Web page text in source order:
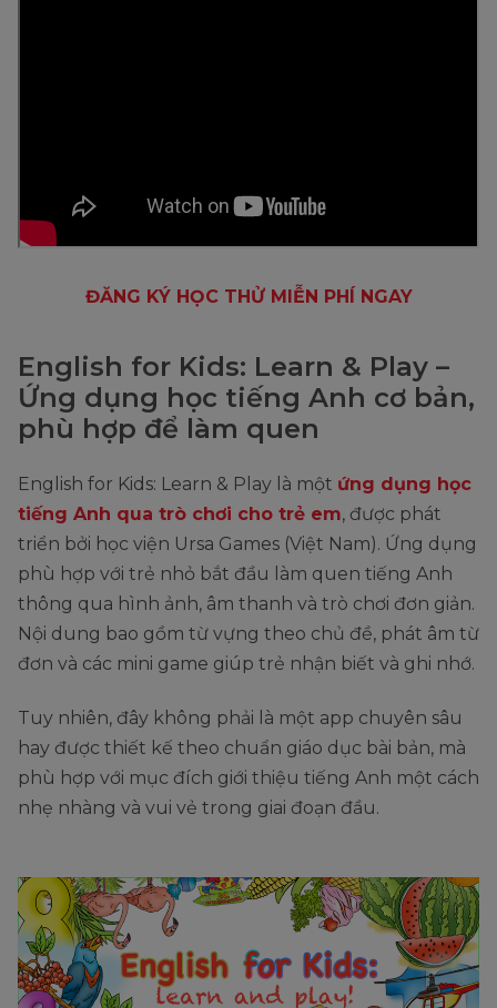
ĐĂNG KÝ HỌC THỬ MIỄN PHÍ NGAY
English for Kids: Learn & Play –
Ứng dụng học tiếng Anh cơ bản,
phù hợp để làm quen
English for Kids: Learn & Play là một ứng dụng học
tiếng Anh qua trò chơi cho trẻ em, được phát
triển bởi học viện Ursa Games (Việt Nam). Ứng dụng
phù hợp với trẻ nhỏ bắt đầu làm quen tiếng Anh
thông qua hình ảnh, âm thanh và trò chơi đơn giản.
Nội dung bao gồm từ vựng theo chủ đề, phát âm từ
đơn và các mini game giúp trẻ nhận biết và ghi nhớ.
Tuy nhiên, đây không phải là một app chuyên sâu
hay được thiết kế theo chuẩn giáo dục bài bản, mà
phù hợp với mục đích giới thiệu tiếng Anh một cách
nhẹ nhàng và vui vẻ trong giai đoạn đầu.